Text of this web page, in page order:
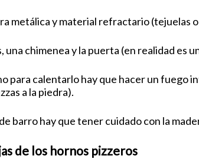
metálica y material refractario (tejuelas
una chimenea y la puerta (en realidad es
para calentarlo hay que hacer un fuego
a la piedra).
barro hay que tener cuidado con la
de los hornos pizzeros